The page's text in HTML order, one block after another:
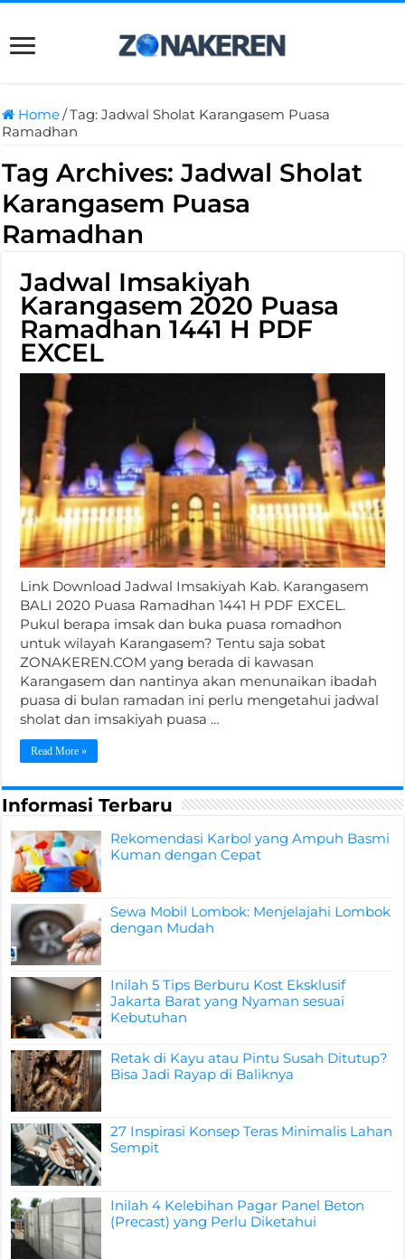
Home/Tag:Jadwal Sholat Karangasem Puasa
Ramadhan
Tag Archives:Jadwal Sholat
Karangasem Puasa
Ramadhan
Jadwal Imsakiyah
Karangasem 2020 Puasa
Ramadhan 1441 H PDF
EXCEL
Link Download Jadwal Imsakiyah Kab. Karangasem
BALI 2020 Puasa Ramadhan 1441 H PDF EXCEL.
Pukul berapa imsak dan buka puasa romadhon
untuk wilayah Karangasem? Tentu saja sobat
ZONAKEREN.COM yang berada di kawasan
Karangasem dan nantinya akan menunaikan ibadah
puasa di bulan ramadan ini perlu mengetahui jadwal
sholat dan imsakiyah puasa …
Read More »
Informasi Terbaru
Rekomendasi Karbol yang Ampuh Basmi
Kuman dengan Cepat
Sewa Mobil Lombok: Menjelajahi Lombok
dengan Mudah
Inilah 5 Tips Berburu Kost Eksklusif
Jakarta Barat yang Nyaman sesuai
Kebutuhan
Retak di Kayu atau Pintu Susah Ditutup?
Bisa Jadi Rayap di Baliknya
27 Inspirasi Konsep Teras Minimalis Lahan
Sempit
Inilah 4 Kelebihan Pagar Panel Beton
(Precast) yang Perlu Diketahui